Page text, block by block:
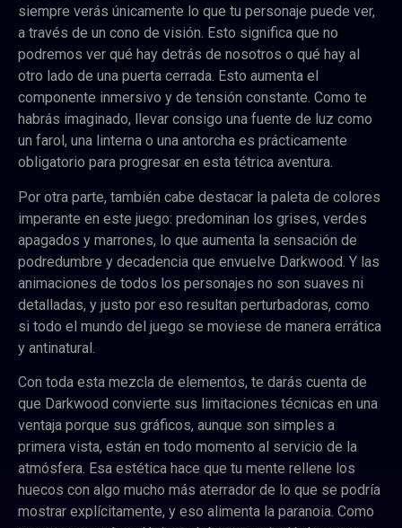
siempre verás únicamente lo que tu personaje puede ver,
a través de un cono de visión. Esto significa que no
podremos ver qué hay detrás de nosotros o qué hay al
otro lado de una puerta cerrada. Esto aumenta el
componente inmersivo y de tensión constante. Como te
habrás imaginado, llevar consigo una fuente de luz como
un farol, una linterna o una antorcha es prácticamente
obligatorio para progresar en esta tétrica aventura.
Por otra parte, también cabe destacar la paleta de colores
imperante en este juego: predominan los grises, verdes
apagados y marrones, lo que aumenta la sensación de
podredumbre y decadencia que envuelve Darkwood. Y las
animaciones de todos los personajes no son suaves ni
detalladas, y justo por eso resultan perturbadoras, como
si todo el mundo del juego se moviese de manera errática
y antinatural.
Con toda esta mezcla de elementos, te darás cuenta de
que Darkwood convierte sus limitaciones técnicas en una
ventaja porque sus gráficos, aunque son simples a
primera vista, están en todo momento al servicio de la
atmósfera. Esa estética hace que tu mente rellene los
huecos con algo mucho más aterrador de lo que se podría
mostrar explícitamente, y eso alimenta la paranoia. Como